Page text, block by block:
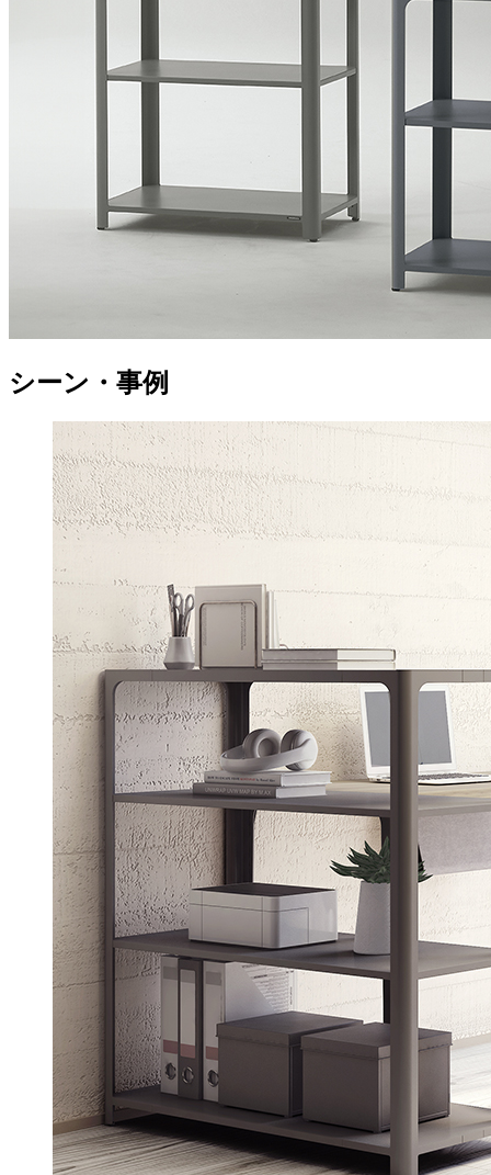
シーン・事例